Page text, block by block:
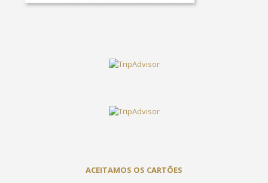
ACEITAMOS OS CARTÕES